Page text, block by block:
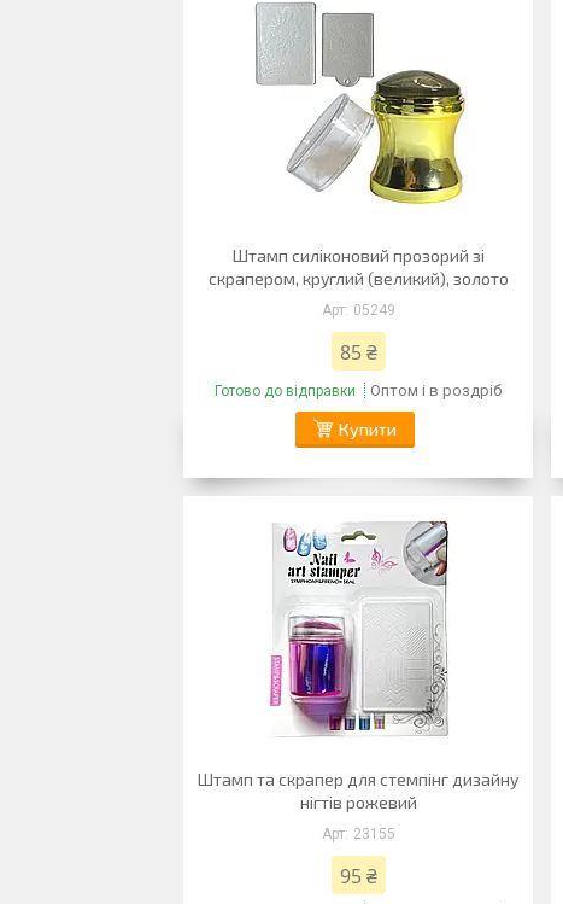
Штамп силіконовий прозорий зі
скрапером, круглий (великий), золото
05249
85 ₴
Готово до відправки Оптом і в роздріб
Купити
Штамп та скрапер для стемпінг дизайну
нігтів рожевий
23155
95 ₴